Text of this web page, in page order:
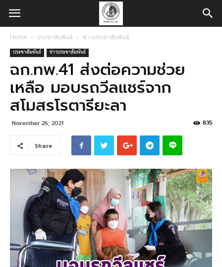
Home ประชาสัมพันธ์ ข่าวประชาสัมพันธ์
ประชาสัมพันธ์ ข่าวประชาสัมพันธ์
ฉก.ทพ.41 ส่งต่อความช่วย
เหลือ มอบรถวีลแชร์จาก
สโมสรโรตารียะลา
November 26, 2021 835
Share